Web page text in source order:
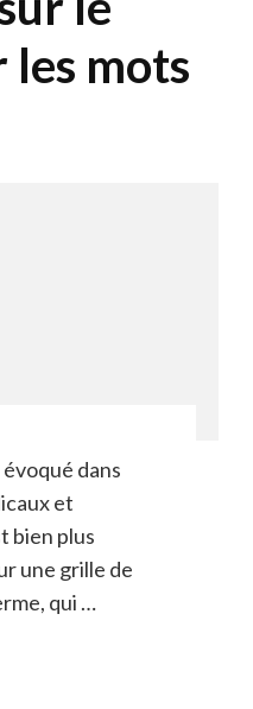
mots
dans
et
bien plus
une grille de
qui …